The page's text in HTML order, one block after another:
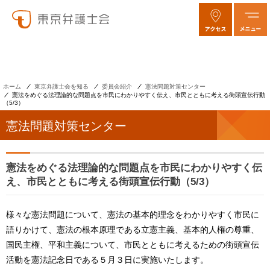
ホーム 東京弁護士会を知る 委員会紹介
憲法問題対策センター
憲法をめぐる法理論的な問題点を市民にわかりやすく伝え、市民とともに考える街頭宣伝行動
（5/3）
憲法問題対策センター
憲法をめぐる法理論的な問題点を市民にわかりやすく伝
え、市民とともに考える街頭宣伝行動（5/3）
様々な憲法問題について、憲法の基本的理念をわかりやすく市民に
語りかけて、憲法の根本原理である立憲主義、基本的人権の尊重、
国民主権、平和主義について、市民とともに考えるための街頭宣伝
活動を憲法記念日である５月３日に実施いたします。